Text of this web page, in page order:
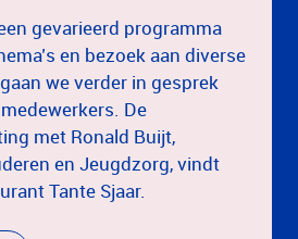
gevarieerd programma
en bezoek aan diverse
we verder in gesprek
De
met Ronald Buijt,
en Jeugdzorg, vindt
Tante Sjaar.